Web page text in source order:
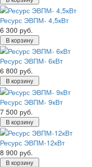
Ресурс ЭВПМ- 4,5кВт
6 300 руб.
В корзину
Ресурс ЭВПМ- 6кВт
6 800 руб.
В корзину
Ресурс ЭВПМ- 9кВт
7 500 руб.
В корзину
Ресурс ЭВПМ-12кВт
8 900 руб.
В корзину